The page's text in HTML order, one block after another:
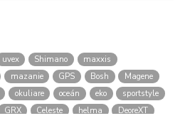
uvex Shimano
maxxis
mazanie GPS Bosh
Magene
okuliare oceán eko
sportstyle
GRX Celeste helma
DeoreXT